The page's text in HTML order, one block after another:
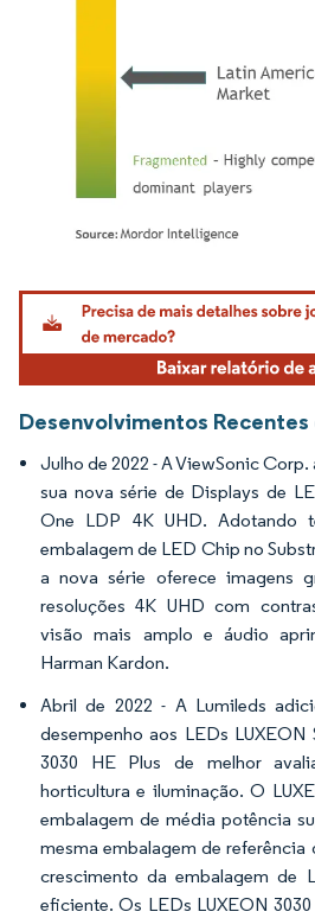
Imagem © Mordor Intelligence. O reuso
Desenvolvimentos
Julho de 2022 - A ViewSonic
sua nova série de Displays de
One LDP 4K UHD. Adotando
embalagem de LED Chip no
a nova série oferece imagens
resoluções 4K UHD com
visão mais amplo e áudio
Harman Kardon.
Abril de 2022 - A Lumileds
desempenho aos LEDs LUXEON
3030 HE Plus de melhor
horticultura e iluminação. O
embalagem de média potência
mesma embalagem de
crescimento da embalagem de
eficiente. Os LEDs LUXEON 3030